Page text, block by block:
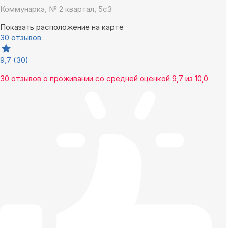
Коммунарка, № 2 квартал, 5с3
Показать расположение на карте
30 отзывов
9,7 (30)
30 отзывов о проживании со средней оценкой 9,7 из 10,0